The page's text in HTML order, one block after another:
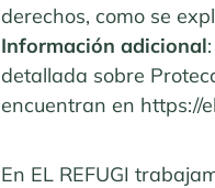
derechos, como se
Información adicional
detallada sobre
encuentran en https://
En EL REFUGI